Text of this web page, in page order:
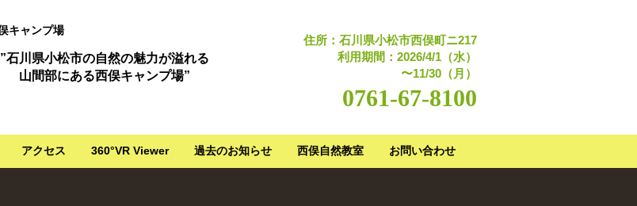
”石川県小松市の自然の魅力が溢れる
山間部にある西俣キャンプ場”
住所：石川県小松市西俣町ニ217
利用期間：2026/4/1（水）
〜11/30（月）
0761-67-8100
アクセス 360°VR Viewer 過去のお知らせ 西俣自然教室 お問い合わせ